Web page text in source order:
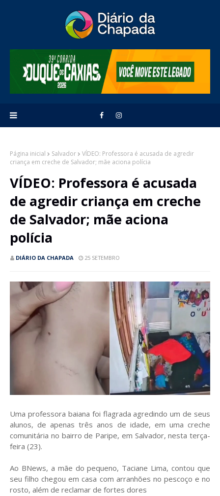
Página inicial Salvador
VÍDEO: Professora é acusada de agredir
criança em creche de Salvador; mãe aciona polícia
VÍDEO: Professora é acusada
de agredir criança em creche
de Salvador; mãe aciona
polícia
DIÁRIO DA CHAPADA 25 SETEMBRO
Uma professora baiana foi flagrada agredindo um de seus
alunos, de apenas três anos de idade, em uma creche
comunitária no bairro de Paripe, em Salvador, nesta terça-
feira (23).
Ao BNews, a mãe do pequeno, Taciane Lima, contou que
seu filho chegou em casa com arranhões no pescoço e no
rosto, além de reclamar de fortes dores